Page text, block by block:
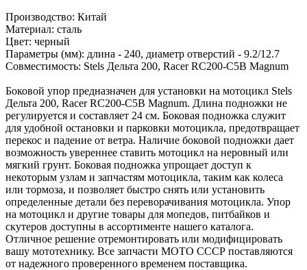
Производство: Китай
Материал: сталь
Цвет: черный
Параметры (мм): длина - 240, диаметр отверстий - 9.2/12.7
Совместимость: Stels Дельта 200, Racer RC200-C5B Magnum
Боковой упор предназначен для установки на мотоцикл Stels
Дельта 200, Racer RC200-C5B Magnum. Длина подножки не
регулируется и составляет 24 см. Боковая подножка служит
для удобной остановки и парковки мотоцикла, предотвращает
перекос и падение от ветра. Наличие боковой подножки дает
возможность увереннее ставить мотоцикл на неровный или
мягкий грунт. Боковая подножка упрощает доступ к
некоторым узлам и запчастям мотоцикла, таким как колеса
или тормоза, и позволяет быстро снять или установить
определенные детали без переворачивания мотоцикла. Упор
на мотоцикл и другие товары для мопедов, питбайков и
скутеров доступны в ассортименте нашего каталога.
Отличное решение отремонтировать или модифицировать
вашу мототехнику. Все запчасти МОТО СССР поставляются
от надежного проверенного временем поставщика.